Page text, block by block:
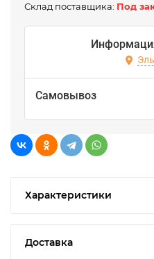
Склад поставщика: Под
Самовывоз
Характеристики
Доставка